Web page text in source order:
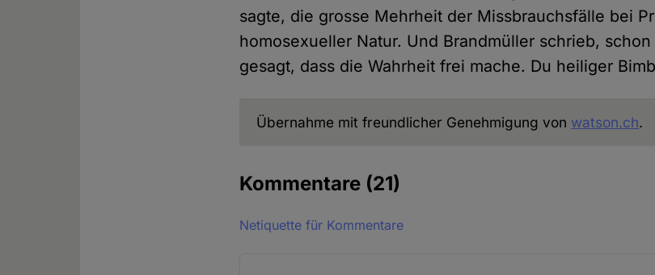
sagte, die grosse Mehrheit der Missbrauchsfälle bei
homosexueller Natur. Und Brandmüller schrieb,
gesagt, dass die Wahrheit frei mache. Du heiliger
Übernahme mit freundlicher Genehmigung von watson.ch.
Kommentare (21)
Netiquette für Kommentare